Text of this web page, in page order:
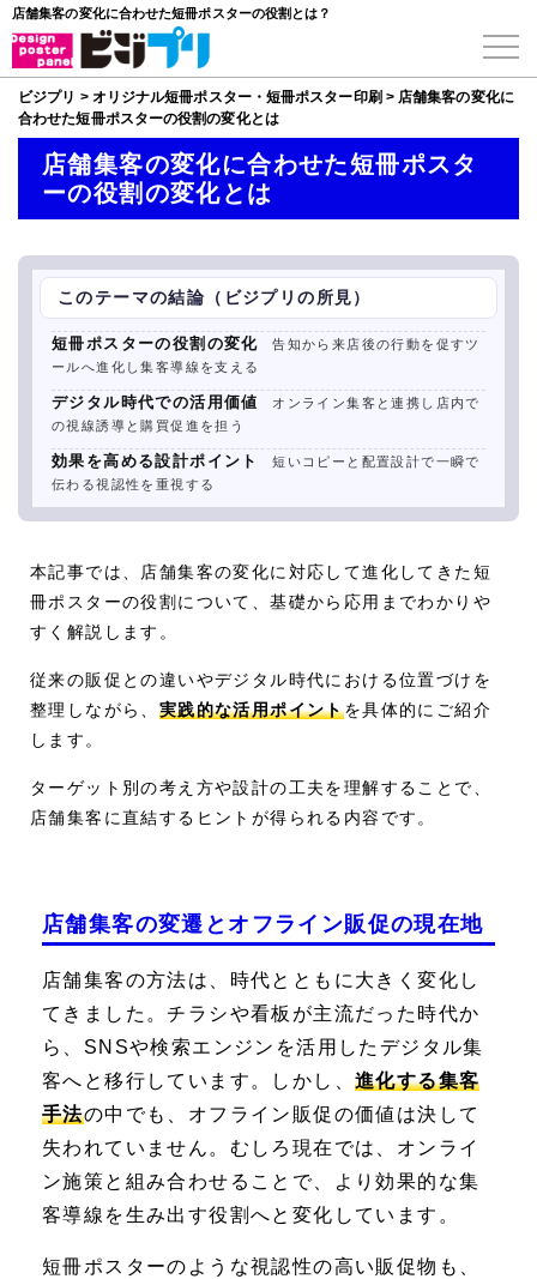
店舗集客の変化に合わせた短冊ポスターの役割とは？
ビジプリ > オリジナル短冊ポスター・短冊ポスター印刷 > 店舗集客の変化に
合わせた短冊ポスターの役割の変化とは
店舗集客の変化に合わせた短冊ポスタ
ーの役割の変化とは
このテーマの結論（ビジプリの所見）
短冊ポスターの役割の変化
告知から来店後の行動を促すツ
ールへ進化し集客導線を支える
デジタル時代での活用価値
オンライン集客と連携し店内で
の視線誘導と購買促進を担う
効果を高める設計ポイント
短いコピーと配置設計で一瞬で
伝わる視認性を重視する
本記事では、店舗集客の変化に対応して進化してきた短
冊ポスターの役割について、基礎から応用までわかりや
すく解説します。
従来の販促との違いやデジタル時代における位置づけを
整理しながら、 実践的な活用ポイントを具体的にご紹介
します。
ターゲット別の考え方や設計の工夫を理解することで、
店舗集客に直結するヒントが得られる内容です。
店舗集客の変遷とオフライン販促の現在地
店舗集客の方法は、時代とともに大きく変化し
てきました。チラシや看板が主流だった時代か
ら、SNSや検索エンジンを活用したデジタル集
客へと移行しています。しかし、 進化する集客
手法の中でも、オフライン販促の価値は決して
失われていません。むしろ現在では、オンライ
ン施策と組み合わせることで、より効果的な集
客導線を生み出す役割へと変化しています。
短冊ポスターのような視認性の高い販促物も、